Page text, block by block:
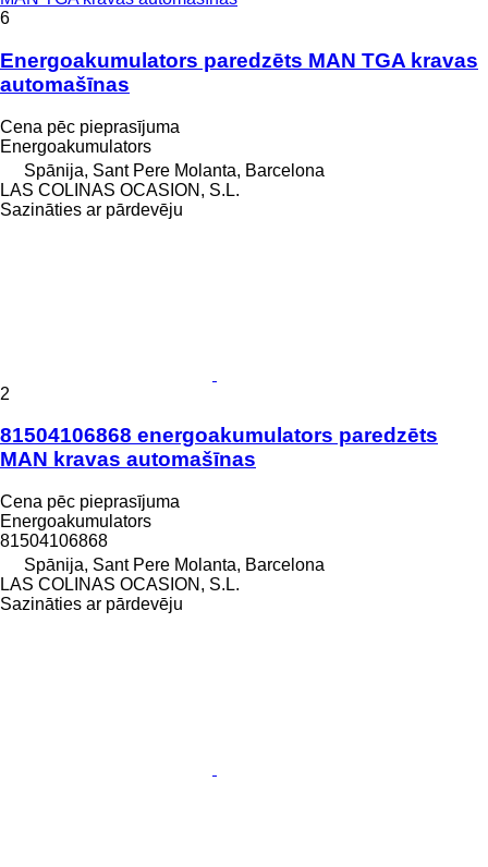
6
Energoakumulators paredzēts MAN TGA kravas
automašīnas
Cena pēc pieprasījuma
Energoakumulators
Spānija, Sant Pere Molanta, Barcelona
LAS COLINAS OCASION, S.L.
Sazināties ar pārdevēju
2
81504106868 energoakumulators paredzēts
MAN kravas automašīnas
Cena pēc pieprasījuma
Energoakumulators
81504106868
Spānija, Sant Pere Molanta, Barcelona
LAS COLINAS OCASION, S.L.
Sazināties ar pārdevēju